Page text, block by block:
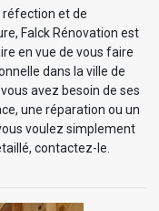
réfection et de
Falck Rénovation est
en vue de vous faire
dans la ville de
avez besoin de ses
une réparation ou un
voulez simplement
contactez-le.